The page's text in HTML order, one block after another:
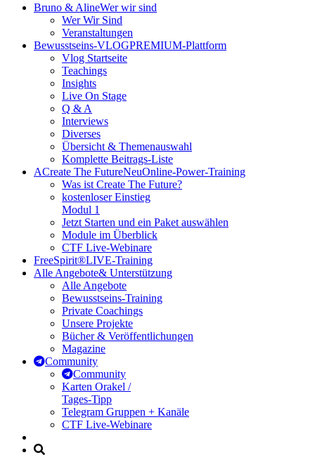
Bruno & AlineWer wir sind
Wer Wir Sind
Veranstaltungen
Bewusstseins-VLOGPREMIUM-Plattform
Vlog Startseite
Teachings
Insights
Live On Stage
Q & A
Interviews
Diverses
Übersicht & Themenauswahl
Komplette Beitrags-Liste
ACreate The FutureNeuOnline-Power-Training
Was ist Create The Future?
kostenloser Einstieg
Modul 1
Jetzt Starten und ein Paket auswählen
Module im Überblick
CTF Live-Webinare
FreeSpirit®LIVE-Training
Alle Angebote& Unterstützung
Alle Angebote
Bewusstseins-Training
Private Coachings
Unsere Projekte
Bücher & Veröffentlichungen
Magazine
Community
Community
Karten Orakel /
Tages-Tipp
Telegram Gruppen + Kanäle
CTF Live-Webinare